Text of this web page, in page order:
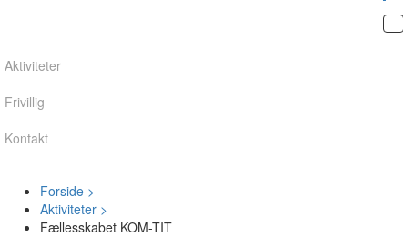
Aktiviteter
Frivillig
Kontakt
Forside >
Aktiviteter >
Fællesskabet KOM-TIT